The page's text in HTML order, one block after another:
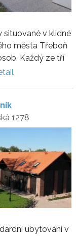
situované v klidné
města Třeboň
Každý ze tří
1278
ubytování v